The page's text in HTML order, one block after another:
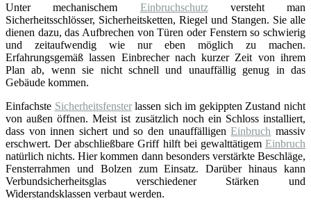
Unter mechanischem Einbruchschutzversteht man
Sicherheitsschlösser, Sicherheitsketten, Riegel und Stangen. Sie alle
dienen dazu, das Aufbrechen von Türen oder Fenstern so schwierig
und zeitaufwendig wie nur eben möglich zu machen.
Erfahrungsgemäß lassen Einbrecher nach kurzer Zeit von ihrem
Plan ab, wenn sie nicht schnell und unauffällig genug in das
Gebäude kommen.
Einfachste Sicherheitsfensterlassen sich im gekippten Zustand nicht
von außen öffnen. Meist ist zusätzlich noch ein Schloss installiert,
dass von innen sichert und so den unauffälligenEinbruch massiv
erschwert. Der abschließbare Griff hilft bei gewalttätigem Einbruch
natürlich nichts. Hier kommen dann besonders verstärkte Beschläge,
Fensterrahmen und Bolzen zum Einsatz. Darüber hinaus kann
Verbundsicherheitsglas verschiedener Stärken und
Widerstandsklassen verbaut werden.